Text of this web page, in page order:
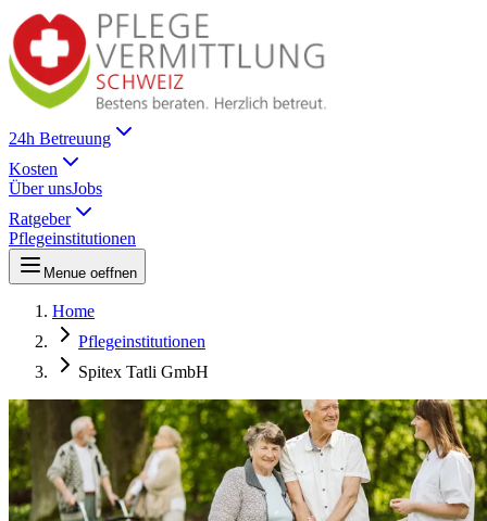
24h Betreuung
Kosten
Über unsJobs
Ratgeber
Pflegeinstitutionen
Menue oeffnen
Home
Pflegeinstitutionen
Spitex Tatli GmbH